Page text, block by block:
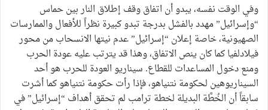
وفي الوقت نفسه، يبدو أن اتفاق وقف إطلاق النار بين حماس
“وإسرائيل” مهدد بالفشل بدرجة تبدو كبيرة نظراً للأفعال والممارسات
الصهيونية، خاصة إعلان “إسرائيل” عدم نيتها الانسحاب من محور
فيلادلفيا كما كان ينص الاتفاق، وهذا قد يترتب عليه عودة الحرب
ومنع دخول المساعدات للقطاع. سيناريو العودة للحرب هو أحد
السيناريوهين لحكومة نتنياهو، فإذا رأت حكومة نتنياهو كما أشرت
سابقاً أن الخُطَّة البديلة لخطة ترامب لم تحقق أهداف “إسرائيل” في